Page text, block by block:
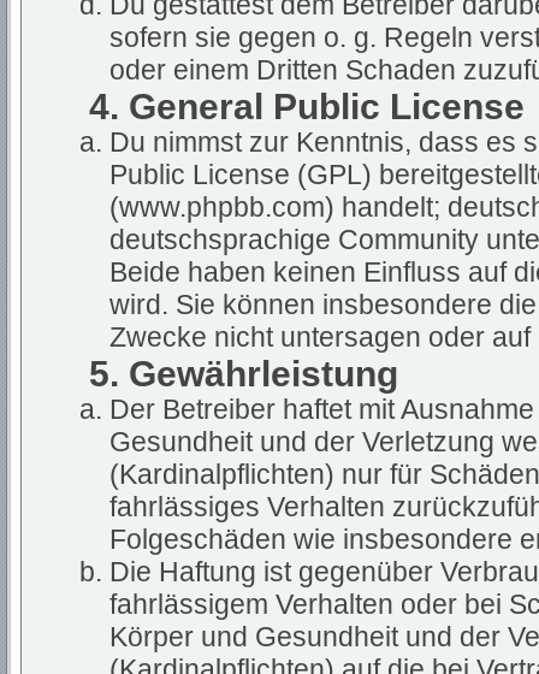
sofern sie gegen o. g. Regeln
oder einem Dritten Schaden
4. General Public License
Du nimmst zur Kenntnis, dass es
Public License (GPL)
(www.phpbb.com) handelt;
deutschsprachige Community
Beide haben keinen Einfluss auf
wird. Sie können insbesondere
Zwecke nicht untersagen oder
5. Gewährleistung
Der Betreiber haftet mit
Gesundheit und der Verletzung
(Kardinalpflichten) nur für
fahrlässiges Verhalten
Folgeschäden wie insbesondere
Die Haftung ist gegenüber
fahrlässigem Verhalten oder bei
Körper und Gesundheit und der